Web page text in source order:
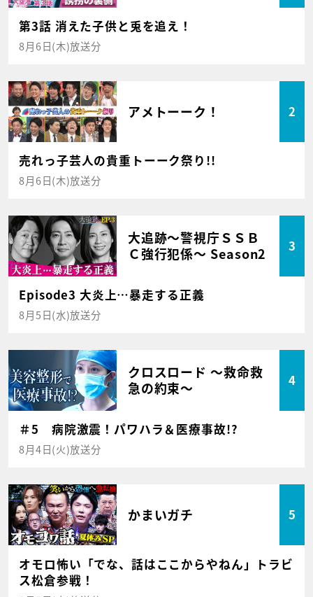
第3話 消えた子供と兎を追え！
8月6日(木)放送分
アメトーーク！ 2
売れっ子芸人の貴重トーーク祭り!!
8月6日(木)放送分
大追跡～警視庁ＳＳＢ
Ｃ強行犯係～ Season2
3
Episode3 大炎上…暴走する正義
8月5日(水)放送分
クロスロード ～救命救
急の約束～
4
＃5 病院激震！パワハラ＆医療事故!?
8月4日(火)放送分
かまいガチ 5
オモロ怖い「でな、話はここからやねん」トラビ
ス松倉参戦！